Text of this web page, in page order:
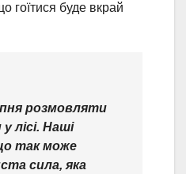
гоїтися буде вкрай
розмовляти
лісі. Наші
так може
сила, яка